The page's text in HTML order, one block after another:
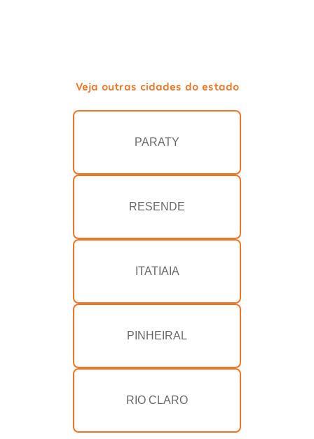
Veja outras cidades do estado
PARATY
RESENDE
ITATIAIA
PINHEIRAL
RIO CLARO